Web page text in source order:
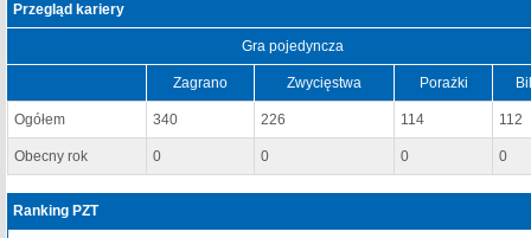
Przegląd kariery
Gra pojedyncza
Zagrano Zwycięstwa Porażki
Ogółem 340 226 114 112
Obecny rok 0 0 0 0
Ranking PZT